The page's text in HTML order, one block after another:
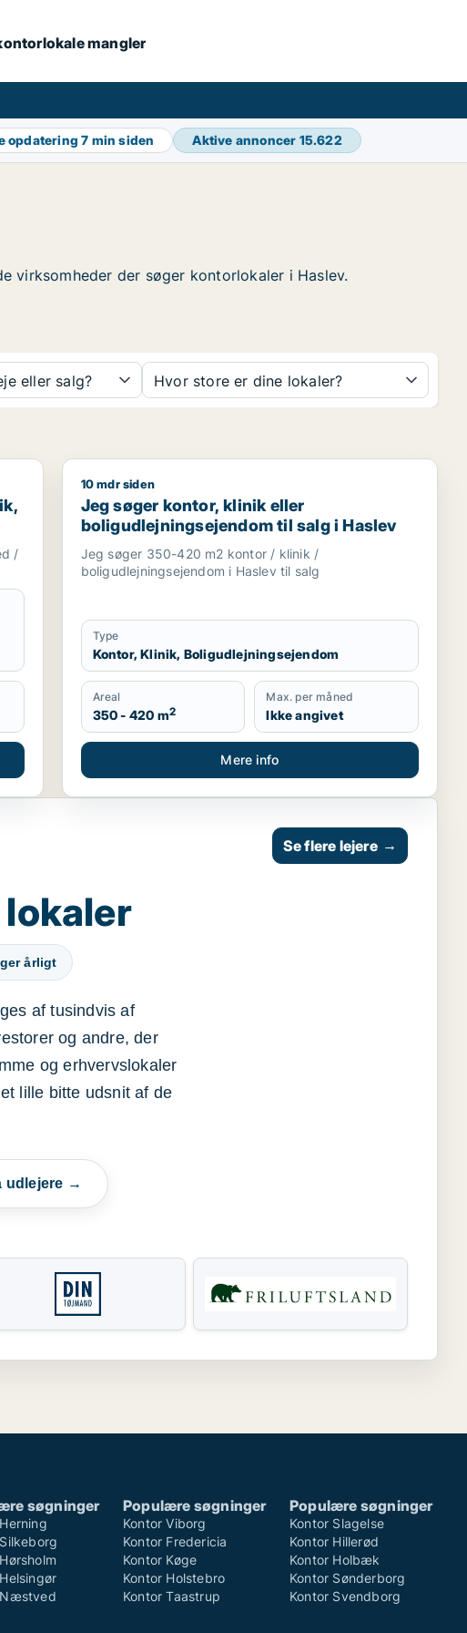
mangler
opdatering7 min siden Aktive annoncer 15.622
virksomheder der søger kontorlokaler i Haslev.
eller salg? Hvor store er dine lokaler?
eller garage til leje i Region Sjælland eller
erhvervsgrund, boligudlejningsejendom, hotel,
/
Jeg søger kontor, klinik eller boligudlejningsejendom
10 mdr siden
Jeg søger kontor, klinik eller
boligudlejningsejendom til salg i Haslev
Jeg søger 350-420 m2 kontor / klinik /
boligudlejningsejendom i Haslev til salg
Type
Kontor, Klinik, Boligudlejningsejendom
Areal
350 - 420 m2
Max. per måned
Ikke angivet
Mere info
årligt
af tusindvis af
og andre, der
og erhvervslokaler
lille bitte udsnit af de
udlejere →
Se flere lejere →
søgninger Populære søgninger
Kontor Viborg
Kontor Fredericia
Kontor Køge
Kontor Holstebro
Kontor Taastrup
Populære søgninger
Kontor Slagelse
Kontor Hillerød
Kontor Holbæk
Kontor Sønderborg
Kontor Svendborg